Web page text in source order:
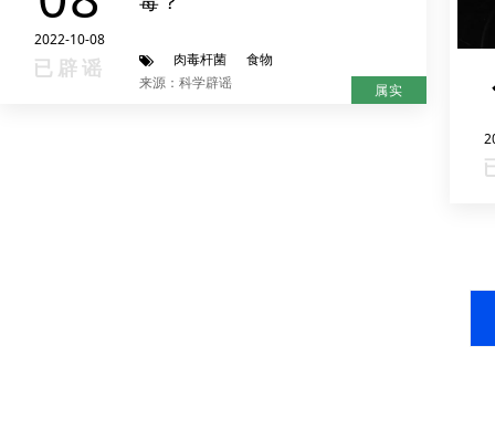
2022-10-08
已辟谣 肉毒杆菌
食物
来源：科学辟谣
属实